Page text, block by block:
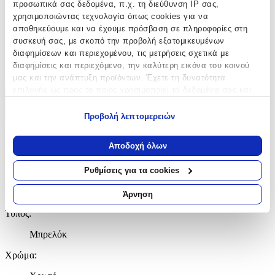
προσωπικά σας δεδομένα, π.χ. τη διεύθυνση IP σας,
χρησιμοποιώντας τεχνολογία όπως cookies για να
αποθηκεύουμε και να έχουμε πρόσβαση σε πληροφορίες στη
συσκευή σας, με σκοπό την προβολή εξατομικευμένων
διαφημίσεων και περιεχομένου, τις μετρήσεις σχετικά με
διαφημίσεις και περιεχόμενο, την καλύτερη εικόνα του κοινού
μας και την ανάπτυξη προϊόντων. Έχετε τη δυνατότητα
Να συλλέξουμε πληροφορίες σχετικά με τη γεωγραφική
σας τοποθεσία, οι οποίες μπορεί να είναι ακριβείς σε
απόσταση μερικών μέτρων
Να αναγνωρίσουμε τη συσκευή σας σαρώνοντας ενεργά
για συγκεκριμένα χαρακτηριστικά (δακτυλικό αποτύπωμα)
Μάθετε περισσότερα σχετικά με τον τρόπο επεξεργασίας των
προσωπικών σας δεδομένων και καθορίστε τις προτιμήσεις σας
στην ενότητα “Λεπτομέρειες”
ανακαλέσετε τη συγκατάθεσή σας ανά πάσα στιγμή από τη
Δήλωση Cookies.
Προβολή λεπτομερειών
Αποδοχή όλων
Ρυθμίσεις για τα cookies
Άρνηση
με Led:
Όχι
Κατασκευαστής :
OEM
Χαρακτηριστικά
Χαρακτηριστικά
Τύπος:
Μπρελόκ
Χρώμα: